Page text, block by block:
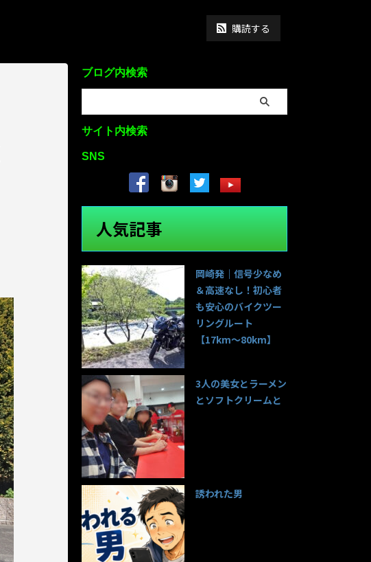
購読する
ブログ内検索
サイト内検索
SNS
人気記事
岡崎発｜信号少なめ
＆高速なし！初心者
も安心のバイクツー
リングルート
【17km〜80km】
3人の美女とラーメン
とソフトクリームと
誘われた男